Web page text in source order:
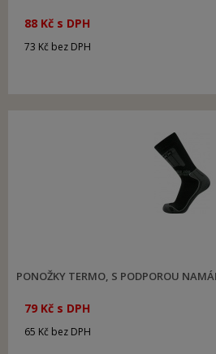
88 Kč s DPH
73 Kč bez DPH
PONOŽKY TERMO, S PODPOROU
79 Kč s DPH
65 Kč bez DPH